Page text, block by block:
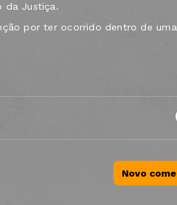
da Justiça.
por ter ocorrido dentro de
Novo